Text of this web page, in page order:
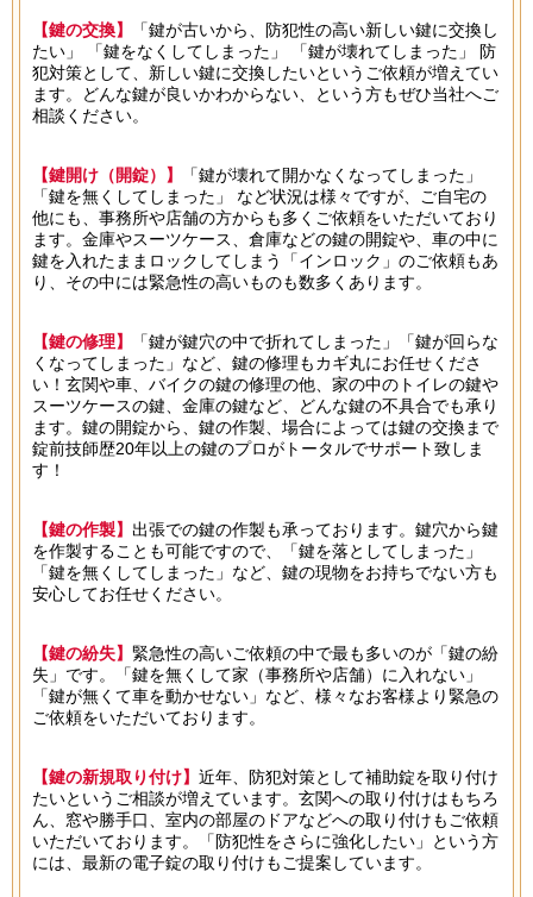
───────────────────────────────
【鍵の交換】
「鍵が古いから、防犯性の高い新しい鍵に交換し
たい」 「鍵をなくしてしまった」 「鍵が壊れてしまった」 防
犯対策として、新しい鍵に交換したいというご依頼が増えてい
ます。どんな鍵が良いかわからない、という方もぜひ当社へご
相談ください。
【鍵開け（開錠）】
「鍵が壊れて開かなくなってしまった」
「鍵を無くしてしまった」 など状況は様々ですが、ご自宅の
他にも、事務所や店舗の方からも多くご依頼をいただいており
ます。金庫やスーツケース、倉庫などの鍵の開錠や、車の中に
鍵を入れたままロックしてしまう「インロック」のご依頼もあ
り、その中には緊急性の高いものも数多くあります。
【鍵の修理】
「鍵が鍵穴の中で折れてしまった」「鍵が回らな
くなってしまった」など、鍵の修理もカギ丸にお任せくださ
い！玄関や車、バイクの鍵の修理の他、家の中のトイレの鍵や
スーツケースの鍵、金庫の鍵など、どんな鍵の不具合でも承り
ます。鍵の開錠から、鍵の作製、場合によっては鍵の交換まで
錠前技師歴20年以上の鍵のプロがトータルでサポート致しま
す！
【鍵の作製】 出張での鍵の作製も承っております。鍵穴から鍵
を作製することも可能ですので、「鍵を落としてしまった」
「鍵を無くしてしまった」など、鍵の現物をお持ちでない方も
安心してお任せください。
【鍵の紛失】 緊急性の高いご依頼の中で最も多いのが「鍵の紛
失」です。「鍵を無くして家（事務所や店舗）に入れない」
「鍵が無くて車を動かせない」など、様々なお客様より緊急の
ご依頼をいただいております。
【鍵の新規取り付け】 近年、防犯対策として補助錠を取り付け
たいというご相談が増えています。玄関への取り付けはもちろ
ん、窓や勝手口、室内の部屋のドアなどへの取り付けもご依頼
いただいております。「防犯性をさらに強化したい」という方
には、最新の電子錠の取り付けもご提案しています。